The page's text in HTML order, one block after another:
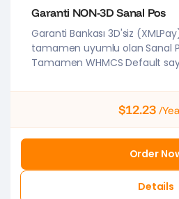
Garanti NON-3D Sanal Pos
Garanti Bankası 3D'siz
tamamen uyumlu olan Sanal
Tamamen WHMCS Default
$12.23 /
Order
Details